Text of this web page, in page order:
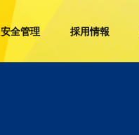
安全管理 採用情報